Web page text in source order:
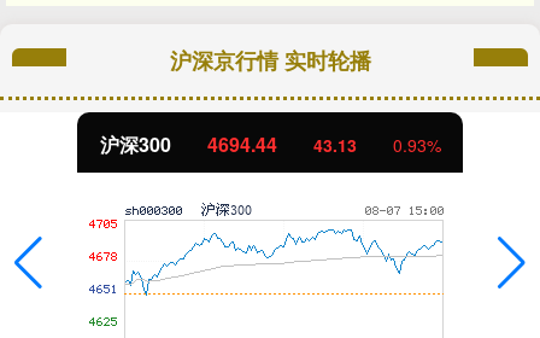
沪深京行情 实时轮播
沪深300 4694.44 43.13 0.93%